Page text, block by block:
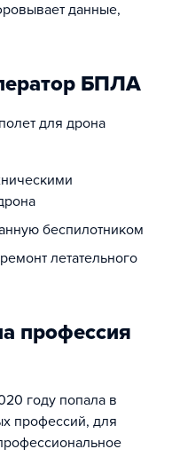
данные,
БПЛА
для дрона
беспилотником
летательного
профессия
году попала в
профессий, для